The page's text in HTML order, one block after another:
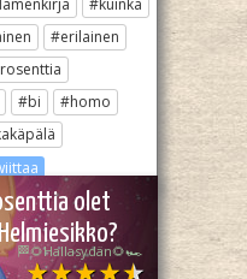
#kuinka
#erilainen
#bi
#homo
olet
🏁🌻Hallasydän🌻🏎️